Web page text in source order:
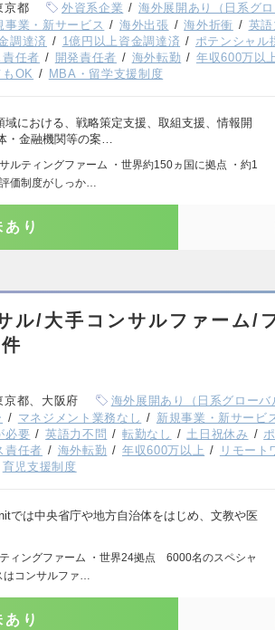
京都 外資系企業 海外展開あり（日系グロ
事業・新サービス 海外出張 海外折衝 英
調達済 1億円以上資金調達済 ポテンシャル
任者 開発責任者 海外転勤 年収600万以
OK MBA・留学支援制度
における、戦略策定支援、取組支援、情報開
・金融機関等の案…
ルティングファーム ・世界約150ヵ国に拠点 ・約1
価制度がしっか…
り
ル/大手コンサルファーム/
京都、大阪府 海外展開あり（日系グローバ
マネジメント業務なし 新規事業・新サービ
必要 英語力不問 転勤なし 土日祝休み
責任者 海外転勤 年収600万以上 リモート
育児支援制度
では中央省庁や地方自治体をはじめ、文教や医
ィングファーム ・世界24拠点 6000名のスペシャ
コンサルファ…
り